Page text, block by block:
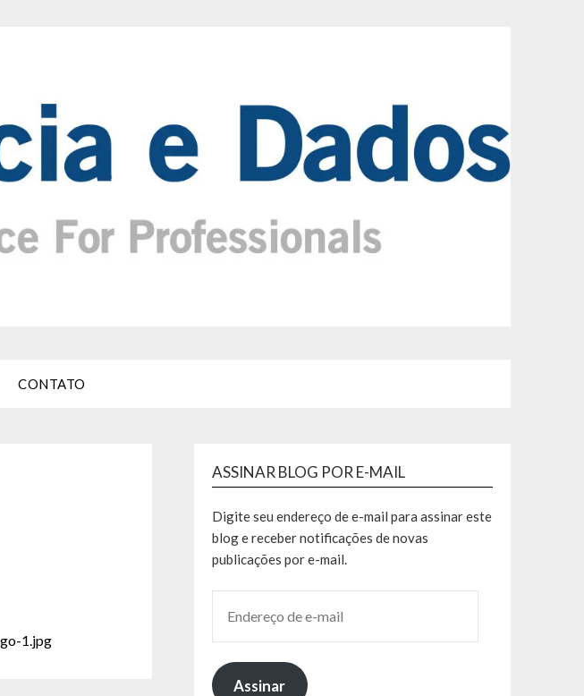
CONTATO
1.jpg
ASSINAR BLOG POR E-MAIL
Digite seu endereço de e-mail para assinar este
blog e receber notificações de novas
publicações por e-mail.
Assinar